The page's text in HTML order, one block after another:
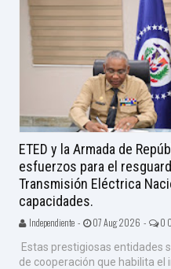
ETED y la Armada de
esfuerzos para el
Transmisión Eléctrica
capacidades.
Independiente - 07 Aug 2026 - 0
Estas prestigiosas entidades
de cooperación que habilita